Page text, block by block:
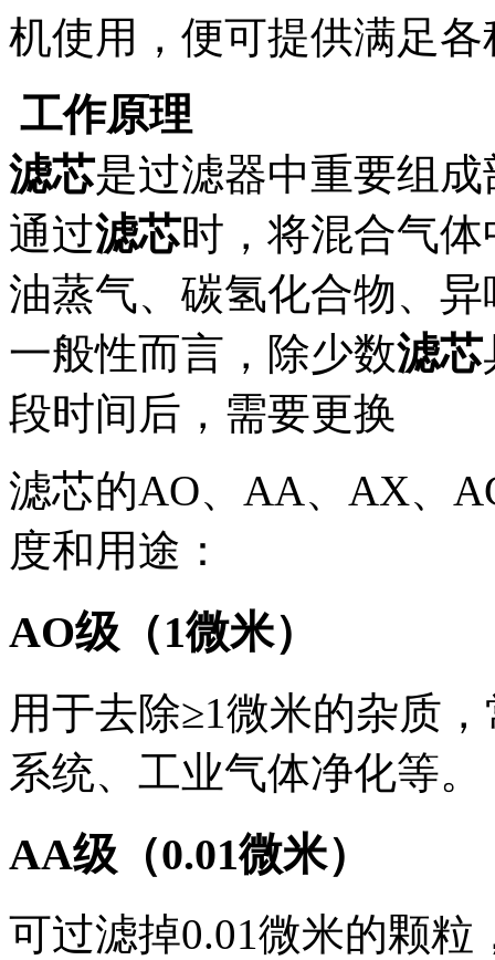
机使用，便可提供满足
工作原理
滤芯是过滤器中重要组
通过滤芯时，将混合气
油蒸气、碳氢化合物、
一般性而言，除少数滤芯
段时间后，需要更换
滤芯的AO、AA、AX、
度和用途：
AO级（1微米）
用于去除≥1微米的杂质
系统、工业气体净化等。 ‌
AA级（0.01微米）
可过滤掉0.01微米的颗